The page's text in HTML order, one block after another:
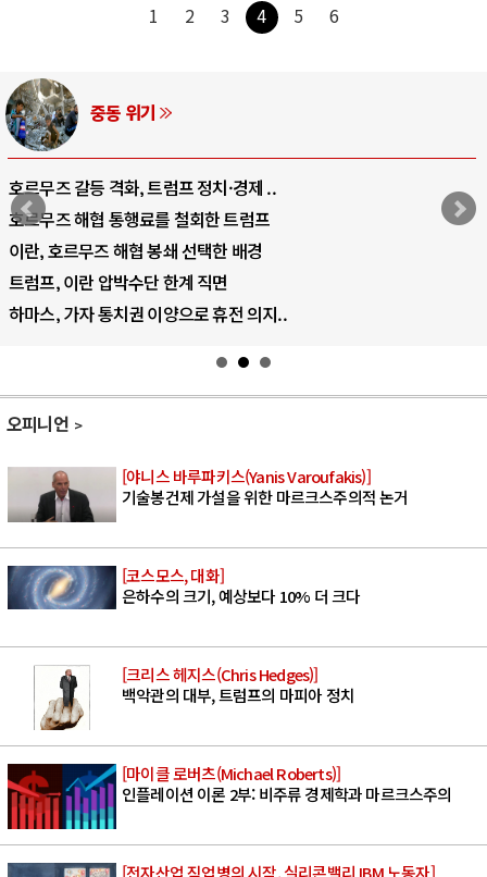
1 2 3 4 5 6
중동 위기
호르무즈 갈등 격화, 트럼프 정치·경제 ..
호르무즈 해협 통행료를 철회한 트럼프
이란, 호르무즈 해협 봉쇄 선택한 배경
트럼프, 이란 압박수단 한계 직면
하마스, 가자 통치권 이양으로 휴전 의지..
오피니언
[야니스 바루파키스(Yanis Varoufakis)]
기술봉건제 가설을 위한 마르크스주의적 논거
[코스모스, 대화]
은하수의 크기, 예상보다 10% 더 크다
[크리스 헤지스(Chris Hedges)]
백악관의 대부, 트럼프의 마피아 정치
[마이클 로버츠(Michael Roberts)]
인플레이션 이론 2부: 비주류 경제학과 마르크스주의
[전자산업 직업병의 시작, 실리콘밸리 IBM 노동자]